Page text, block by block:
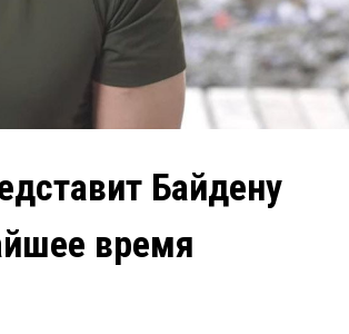
Байдену
время